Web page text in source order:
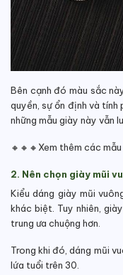
Bên cạnh đó màu sắc
quyền, sự ổn định và tính
những mẫu giày này vẫn
🔸🔸🔸Xem thêm các
2. Nên chọn giày mũi
Kiểu dáng giày mũi
khác biệt. Tuy nhiên,
trung ưa chuộng hơn.
Trong khi đó, dáng mũi
lứa tuổi trên 30.